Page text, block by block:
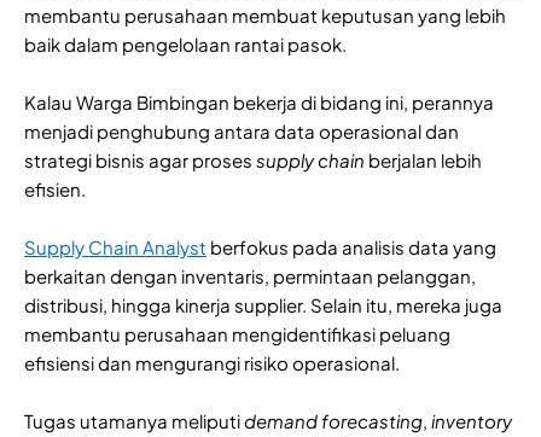
membantu perusahaan membuat keputusan yang lebih
baik dalam pengelolaan rantai pasok.
Kalau Warga Bimbingan bekerja di bidang ini, perannya
menjadi penghubung antara data operasional dan
strategi bisnis agar proses supply chain berjalan lebih
efisien.
Supply Chain Analyst berfokus pada analisis data yang
berkaitan dengan inventaris, permintaan pelanggan,
distribusi, hingga kinerja supplier. Selain itu, mereka juga
membantu perusahaan mengidentifikasi peluang
efisiensi dan mengurangi risiko operasional.
Tugas utamanya meliputidemand forecasting, inventory